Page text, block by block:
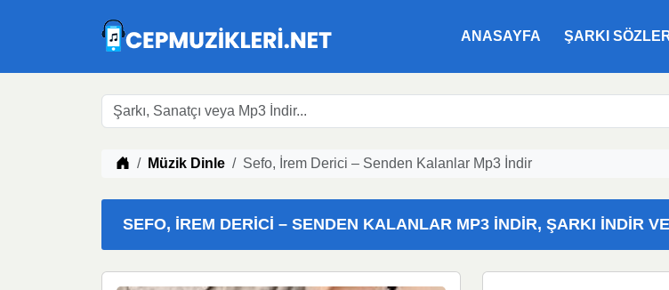
ANASAYFA ŞARKI
Müzik indir
Müzik Dinle Sefo, İrem Derici – Senden Kalanlar Mp3 İndir
SEFO, İREM DERICI – SENDEN KALANLAR MP3 İNDIR, ŞARKI İNDIR